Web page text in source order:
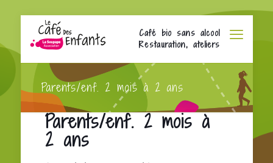
Café bio sans alcool
Restauration, ateliers
Parents/enf. 2 mois à 2 ans
Parents/enf. 2 mois à
2 ans